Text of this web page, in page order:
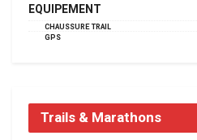
EQUIPEMENT
CHAUSSURE TRAIL
GPS
Trails & Marathons